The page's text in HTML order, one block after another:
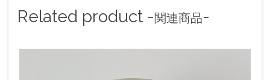
Related product -関連商品-